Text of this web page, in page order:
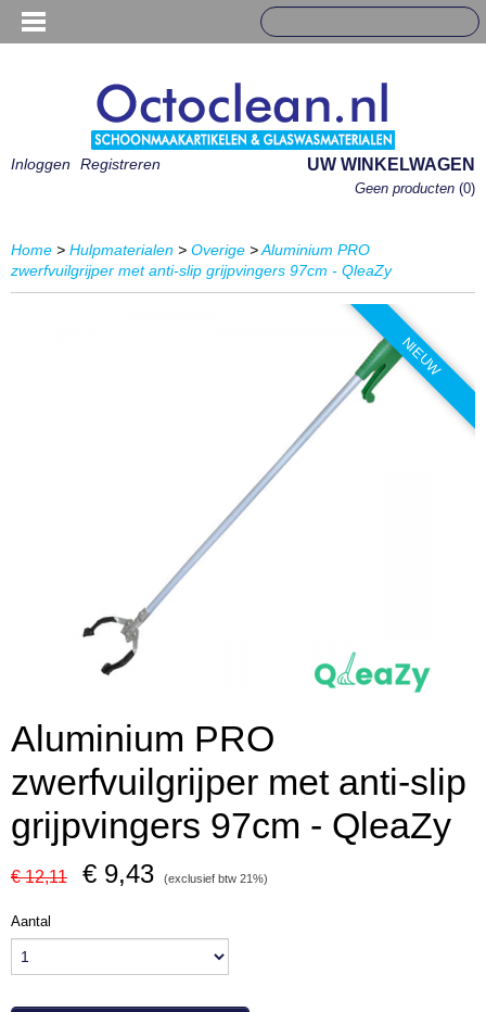
Inloggen Registreren UW WINKELWAGEN
Geen producten (0)
Home > Hulpmaterialen > Overige >Aluminium PRO
zwerfvuilgrijper met anti-slip grijpvingers 97cm - QleaZy
NIEUW
Aluminium PRO
zwerfvuilgrijper met anti-slip
grijpvingers 97cm - QleaZy
€ 12,11 € 9,43 (exclusief btw 21%)
Aantal